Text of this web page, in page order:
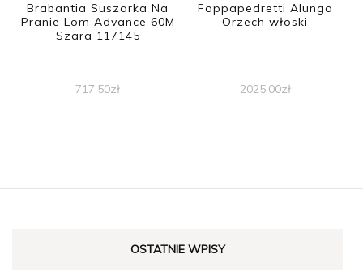
Brabantia Suszarka Na
Pranie Lom Advance 60M
Szara 117145
717,50zł
Foppapedretti Alungo
Orzech włoski
2025,00zł
OSTATNIE WPISY